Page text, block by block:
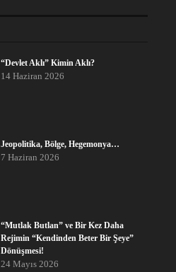
“Devlet Aklı” Kimin Aklı?
14 Haziran 2026
Jeopolitika, Bölge, Hegemonya…
7 Haziran 2026
“Mutlak Butlan” ve Bir Kez Daha
Rejimin “Kendinden Beter Bir Şeye”
Dönüşmesi!
24 Mayıs 2026